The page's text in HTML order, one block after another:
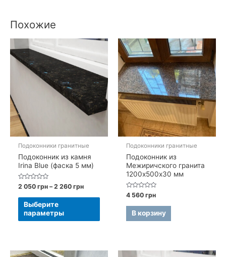
Похожие
Подоконники гранитные
Подоконник из камня
Irina Blue (фаска 5 мм)
Оценка
0
из
2 050грн – 2 260грнДиапазон
Выберите
параметры
Этот
вариаций.
Подоконники гранитные
Подоконник из
Межиричского гранита
1200х500х30 мм
Оценка
0
из
4 560грн
В корзину